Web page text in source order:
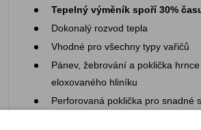
Tepelný výměník spoří 30%
Dokonalý rozvod tepla
Vhodné pro všechny typy vařičů
Pánev, žebrování a poklička
eloxovaného hliníku
Perforovaná poklička pro snadné